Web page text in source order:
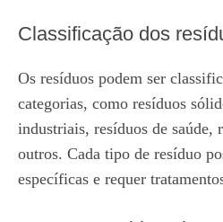
Classificação dos
Os resíduos podem ser
categorias, como resíduos
industriais, resíduos de saúde,
outros. Cada tipo de resíduo
específicas e requer